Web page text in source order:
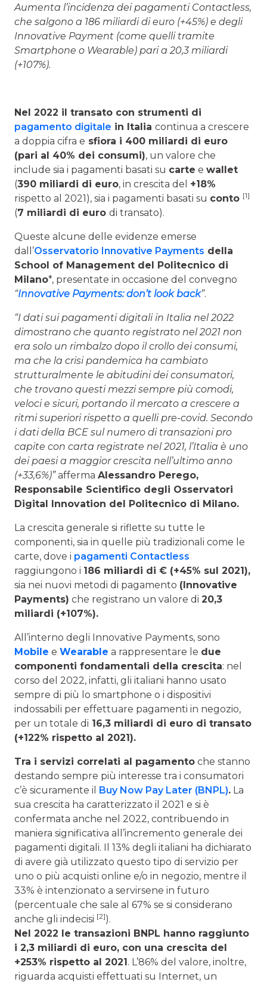
Aumenta l’incidenza dei pagamenti Contactless,
che salgono a 186 miliardi di euro (+45%) e degli
Innovative Payment (come quelli tramite
Smartphone o Wearable) pari a 20,3 miliardi
(+107%).
Nel 2022 il transato con strumenti di
pagamento digitale in Italia continua a crescere
a doppia cifra e sfiora i 400 miliardi di euro
(pari al 40% dei consumi), un valore che
include sia i pagamenti basati su carte e wallet
(390 miliardi di euro, in crescita del +18%
rispetto al 2021), sia i pagamenti basati su conto [1]
(7 miliardi di euro di transato).
Queste alcune delle evidenze emerse
dall’Osservatorio Innovative Payments della
School of Management del Politecnico di
Milano*, presentate in occasione del convegno
“Innovative Payments: don’t look back”.
“I dati sui pagamenti digitali in Italia nel 2022
dimostrano che quanto registrato nel 2021 non
era solo un rimbalzo dopo il crollo dei consumi,
ma che la crisi pandemica ha cambiato
strutturalmente le abitudini dei consumatori,
che trovano questi mezzi sempre più comodi,
veloci e sicuri, portando il mercato a crescere a
ritmi superiori rispetto a quelli pre-covid. Secondo
i dati della BCE sul numero di transazioni pro
capite con carta registrate nel 2021, l’Italia è uno
dei paesi a maggior crescita nell’ultimo anno
(+33,6%)”afferma Alessandro Perego,
Responsabile Scientifico degli Osservatori
Digital Innovation del Politecnico di Milano.
La crescita generale si riflette su tutte le
componenti, sia in quelle più tradizionali come le
carte, dove i pagamenti Contactless
raggiungono i 186 miliardi di € (+45% sul 2021),
sia nei nuovi metodi di pagamento (Innovative
Payments) che registrano un valore di 20,3
miliardi (+107%).
All’interno degli Innovative Payments, sono
Mobile e Wearable a rappresentare le due
componenti fondamentali della crescita: nel
corso del 2022, infatti, gli italiani hanno usato
sempre di più lo smartphone o i dispositivi
indossabili per effettuare pagamenti in negozio,
per un totale di 16,3 miliardi di euro di transato
(+122% rispetto al 2021).
Tra i servizi correlati al pagamento che stanno
destando sempre più interesse tra i consumatori
c’è sicuramente il Buy Now Pay Later (BNPL). La
sua crescita ha caratterizzato il 2021 e si è
confermata anche nel 2022, contribuendo in
maniera significativa all’incremento generale dei
pagamenti digitali. Il 13% degli italiani ha dichiarato
di avere già utilizzato questo tipo di servizio per
uno o più acquisti online e/o in negozio, mentre il
33% è intenzionato a servirsene in futuro
(percentuale che sale al 67% se si considerano
anche gli indecisi [2]).
Nel 2022 le transazioni BNPL hanno raggiunto
i 2,3 miliardi di euro, con una crescita del
+253% rispetto al 2021. L’86% del valore, inoltre,
riguarda acquisti effettuati su Internet, un